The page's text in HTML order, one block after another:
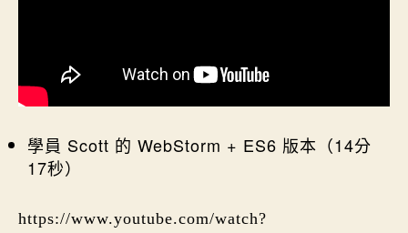
學員 Scott 的 WebStorm + ES6 版本（14分
17秒）
https://www.youtube.com/watch?